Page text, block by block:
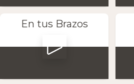
En tus Brazos